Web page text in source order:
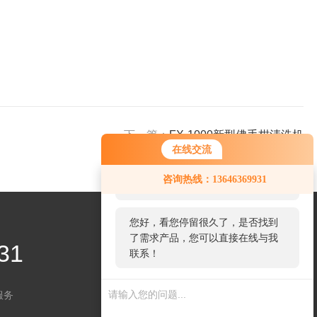
在线交流
咨询热线：13646369931
服务，请问您要咨询什么问题呢？
您好，看您停留很久了，是否找到
了需求产品，您可以直接在线与我
联系！
下一篇：FX-1000新型佛手柑清洗机
务